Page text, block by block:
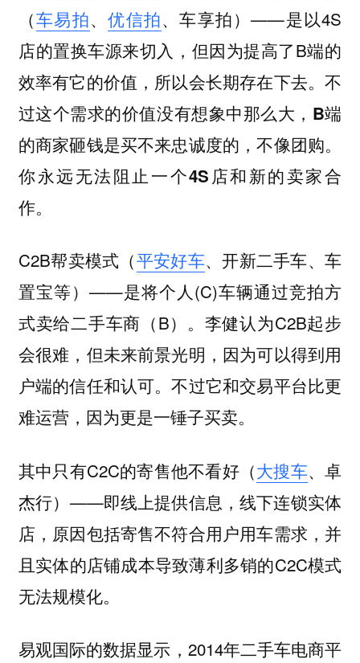
（车易拍、优信拍、车享拍）——是以4S
店的置换车源来切入，但因为提高了B端的
效率有它的价值，所以会长期存在下去。不
过这个需求的价值没有想象中那么大， B端
的商家砸钱是买不来忠诚度的，不像团购。
你永远无法阻止一个4S店和新的卖家合
作。
C2B帮卖模式（平安好车、开新二手车、车
置宝等）——是将个人(C)车辆通过竞拍方
式卖给二手车商（B）。李健认为C2B起步
会很难，但未来前景光明，因为可以得到用
户端的信任和认可。不过它和交易平台比更
难运营，因为更是一锤子买卖。
其中只有C2C的寄售他不看好（大搜车、卓
杰行）——即线上提供信息，线下连锁实体
店，原因包括寄售不符合用户用车需求，并
且实体的店铺成本导致薄利多销的C2C模式
无法规模化。
易观国际的数据显示，2014年二手车电商平